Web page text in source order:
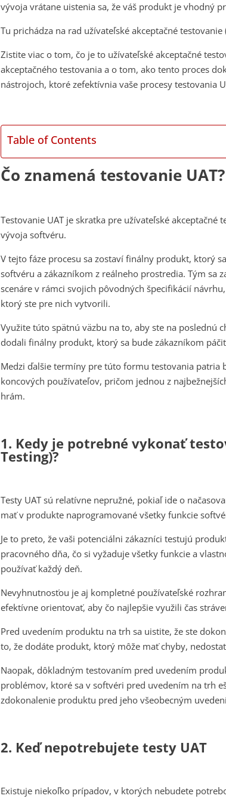
vývoja vrátane uistenia sa, že váš produkt je vhodný
Tu prichádza na rad užívateľské akceptačné testovanie
Zistite viac o tom, čo je to užívateľské akceptačné
akceptačného testovania a o tom, ako tento proces
nástrojoch, ktoré zefektívnia vaše procesy testovania
Table of Contents
Čo znamená testovanie UAT?
Testovanie UAT je skratka pre užívateľské
vývoja softvéru.
V tejto fáze procesu sa zostaví finálny produkt, ktorý
softvéru a zákazníkom z reálneho prostredia. Tým sa
scenáre v rámci svojich pôvodných špecifikácií
ktorý ste pre nich vytvorili.
Využite túto spätnú väzbu na to, aby ste na poslednú
dodali finálny produkt, ktorý sa bude zákazníkom
Medzi ďalšie termíny pre túto formu testovania patria
koncových používateľov, pričom jednou z
hrám.
1. Kedy je potrebné vykonať
Testing)?
Testy UAT sú relatívne nepružné, pokiaľ ide o
mať v produkte naprogramované všetky funkcie
Je to preto, že vaši potenciálni zákazníci testujú
pracovného dňa, čo si vyžaduje všetky funkcie a
používať každý deň.
Nevyhnutnosťou je aj kompletné používateľské
efektívne orientovať, aby čo najlepšie využili čas
Pred uvedením produktu na trh sa uistite, že ste
to, že dodáte produkt, ktorý môže mať chyby,
Naopak, dôkladným testovaním pred uvedením
problémov, ktoré sa v softvéri pred uvedením na trh
zdokonalenie produktu pred jeho všeobecným
2. Keď nepotrebujete testy UAT
Existuje niekoľko prípadov, v ktorých nebudete